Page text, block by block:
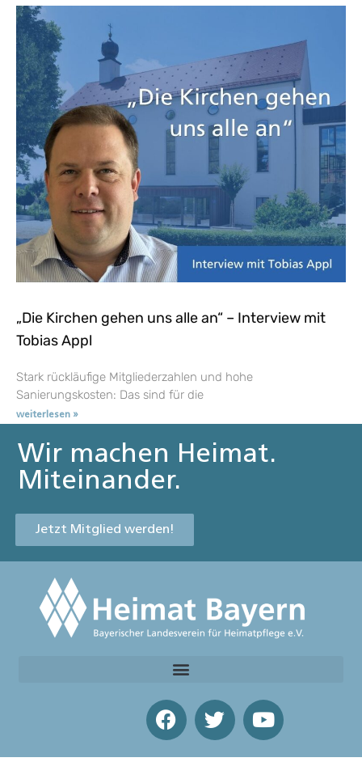
„Die Kirchen gehen uns alle an“ – Interview mit
Tobias Appl
Stark rückläufige Mitgliederzahlen und hohe
Sanierungskosten: Das sind für die
weiterlesen »
Wir machen Heimat.
Miteinander.
Jetzt Mitglied werden!